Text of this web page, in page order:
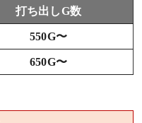
打ち出しG数
550G〜
650G〜